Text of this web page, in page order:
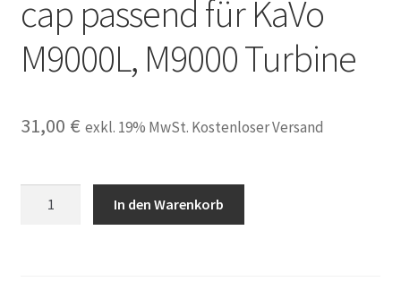
cap passend für KaVo
M9000L, M9000 Turbine
31,00 € exkl. 19% MwSt. Kostenloser Versand
In den Warenkorb